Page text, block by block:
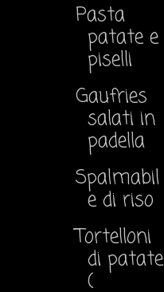
Pasta
patate e
piselli
Gaufries
salati in
padella
Spalmabil
e di riso
Tortelloni
di patate
(